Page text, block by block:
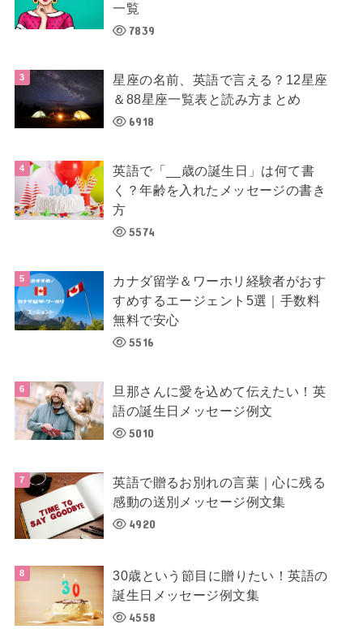
一覧
7839
星座の名前、英語で言える？12星座
＆88星座一覧表と読み方まとめ
6918
英語で「__歳の誕生日」は何て書
く？年齢を入れたメッセージの書き
方
5574
カナダ留学＆ワーホリ経験者がおす
すめするエージェント5選｜手数料
無料で安心
5516
旦那さんに愛を込めて伝えたい！英
語の誕生日メッセージ例文
5010
英語で贈るお別れの言葉｜心に残る
感動の送別メッセージ例文集
4920
30歳という節目に贈りたい！英語の
誕生日メッセージ例文集
4558